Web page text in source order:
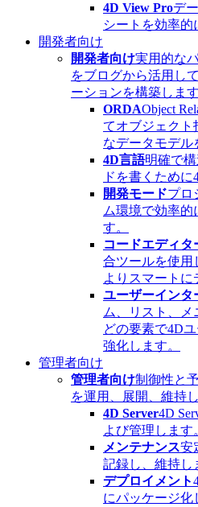
4D View Proデ
シートを効率的
開発者向け
開発者向け実用的な
をブログから活用し
ーションを構築します
ORDAObject
てオブジェクト
なデータモデル
4D言語明確で
ドを書くために
開発モードプロ
ム環境で効率的
す。
コードエディタ
合ツールを使用
よりスマートに
ユーザーインタ
ム、リスト、
どの要素で4D
強化します。
管理者向け
管理者向け制御性と
を運用、展開、維持し
4D Server4D
よび管理します
メンテナンス安
記録し、維持し
デプロイメント
にパッケージ化